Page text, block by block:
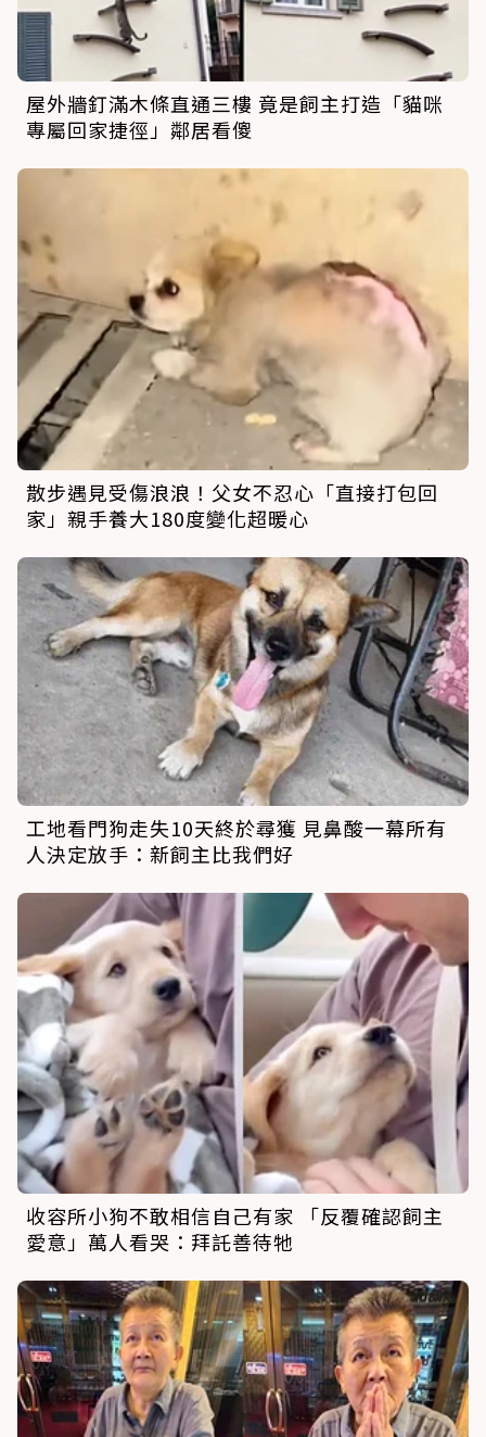
屋外牆釘滿木條直通三樓 竟是飼主打造「貓咪
專屬回家捷徑」鄰居看傻
散步遇見受傷浪浪！父女不忍心「直接打包回
家」親手養大180度變化超暖心
工地看門狗走失10天終於尋獲 見鼻酸一幕所有
人決定放手：新飼主比我們好
收容所小狗不敢相信自己有家 「反覆確認飼主
愛意」萬人看哭：拜託善待牠